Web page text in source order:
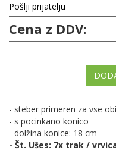
Pošlji prijatelju
Cena z DDV:
- steber primeren za vse
- s pocinkano konico
- dolžina konice: 18 cm
- Št. Ušes: 7x trak /